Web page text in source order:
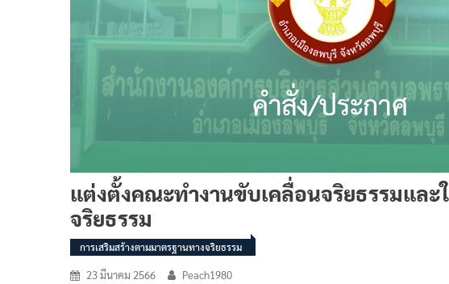
แต่งตั้งคณะทำงานขับเคลื่อนจริยธรรมแล
จริยธรรม
การเสริมสร้างตามมาตรฐานทางจริยธรรม
23 มีนาคม 2566 Peach1980